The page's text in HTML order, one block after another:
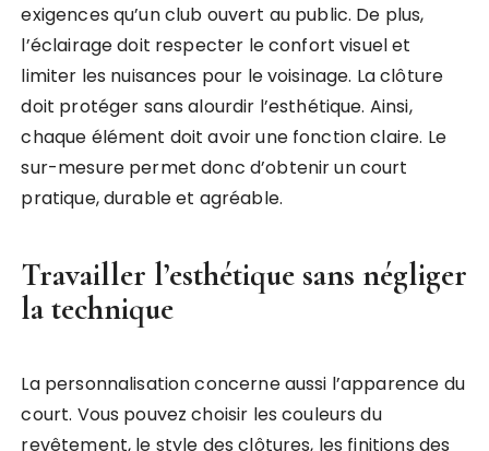
exigences qu’un club ouvert au public. De plus,
l’éclairage doit respecter le confort visuel et
limiter les nuisances pour le voisinage. La clôture
doit protéger sans alourdir l’esthétique. Ainsi,
chaque élément doit avoir une fonction claire. Le
sur-mesure permet donc d’obtenir un court
pratique, durable et agréable.
Travailler l’esthétique sans négliger
la technique
La personnalisation concerne aussi l’apparence du
court. Vous pouvez choisir les couleurs du
revêtement, le style des clôtures, les finitions des